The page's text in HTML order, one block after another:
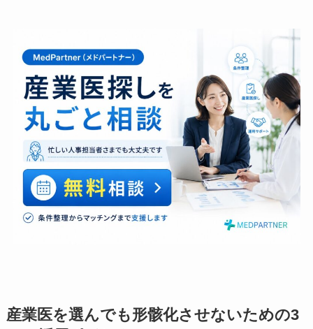
べばよいか、また、具体的な施策の進め方につい
てお悩みの場合は、専門家への相談が有効です。
従業員の健康を守り、企業の成長につなげる第一
歩として、お気軽にお問い合わせください。